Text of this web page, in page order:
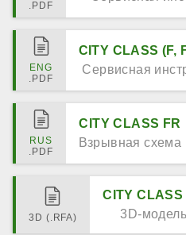
CITY CLASS (F,
Сервисная
CITY CLASS FR
Взрывная схема
CITY CLASS
3D-модель